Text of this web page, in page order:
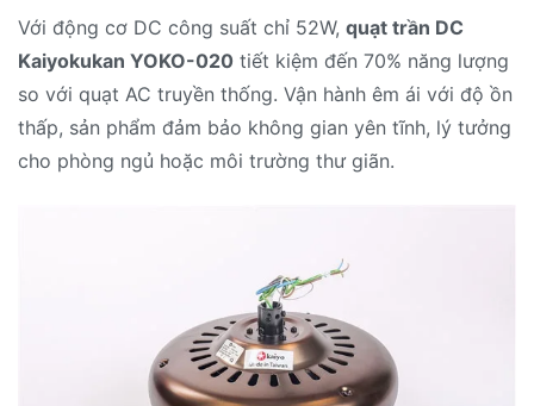
Với động cơ DC công suất chỉ 52W, quạt trần DC
Kaiyokukan YOKO-020 tiết kiệm đến 70% năng lượng
so với quạt AC truyền thống. Vận hành êm ái với độ ồn
thấp, sản phẩm đảm bảo không gian yên tĩnh, lý tưởng
cho phòng ngủ hoặc môi trường thư giãn.